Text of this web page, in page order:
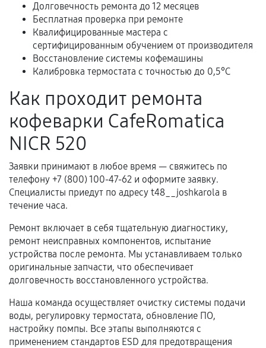
Расширенная гарантия
В некоторых случаях возможно оформление
расширенной гарантии. Стоимость, сроки и
условия продления согласовываются отдельно и
Когда гарантия не действует
механические повреждения, попадание влаги,
перегрев, коррозия.
Самостоятельный ремонт или вмешательство
Естественный износ деталей, если иное не
предусмотрено отдельно.
Обращение после окончания гарантийного
срока.
Программные сбои, если это не указано в
отдельных условиях.
Долговечность ремонта до 12 месяцев
Бесплатная проверка при ремонте
Квалифицированные мастера с
сертифицированным обучением от производителя
Восстановление системы кофемашины
Калибровка термостата с точностью до 0,5°C
Как проходит ремонта
кофеварки CafeRomatica
NICR 520
Заявки принимают в любое время — свяжитесь по
телефону +7 (800) 100-47-62 и оформите заявку.
Специалисты приедут по адресу t48__joshkarola в
течение часа.
Ремонт включает в себя тщательную диагностику,
ремонт неисправных компонентов, испытание
устройства после ремонта. Мы устанавливаем только
оригинальные запчасти, что обеспечивает
долговечность восстановленного устройства.
Наша команда осуществляет очистку системы подачи
воды, регулировку термостата, обновление ПО,
настройку помпы. Все этапы выполняются с
применением стандартов ESD для предотвращения